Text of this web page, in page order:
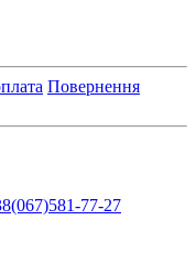
Повернення
77-27